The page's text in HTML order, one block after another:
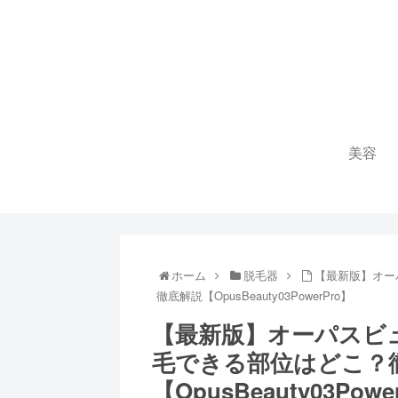
美容
ホーム 脱毛器
【最新版】オ
徹底解説【OpusBeauty03PowerPro】
【最新版】オーパス
毛できる部位はどこ？
【